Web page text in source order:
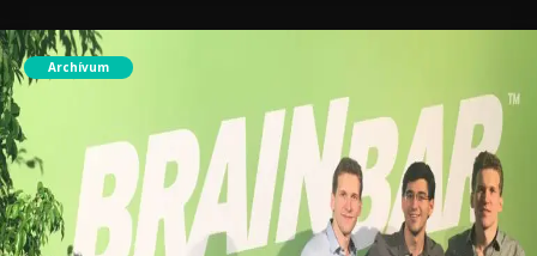
Archívum